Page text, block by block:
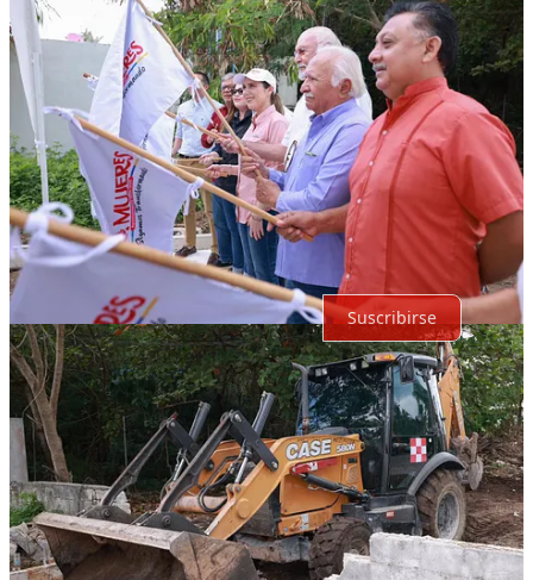
Comentarios Restacks
Lo mejor de Último Debates
Sin posts
Por supuesto, sigue adelante.
Suscribirse
© 2026 Expediente Quintana Roo·Privacidad∙Términos∙Aviso
de recolección
Crea tu Substack
Descargar la app
Substack es el hogar de la gran cultura